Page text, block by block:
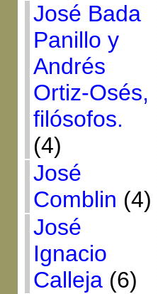
José Bada
Panillo y
Andrés
Ortiz-Osés,
filósofos.
(4)
José
Comblin (4)
José
Ignacio
Calleja(6)